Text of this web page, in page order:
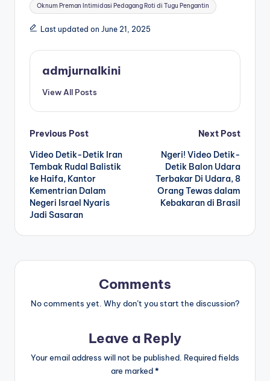
Oknum Preman Intimidasi Pedagang Roti di Tugu Pengantin
Last updated on June 21, 2025
admjurnalkini
View All Posts
Post
navigation
Previous Post
Video Detik-Detik Iran
Tembak Rudal Balistik
ke Haifa, Kantor
Kementrian Dalam
Negeri Israel Nyaris
Jadi Sasaran
Next Post
Ngeri! Video Detik-
Detik Balon Udara
Terbakar Di Udara, 8
Orang Tewas dalam
Kebakaran di Brasil
Comments
No comments yet. Why don’t you start the discussion?
Leave a Reply
Your email address will not be published. Required fields
are marked*